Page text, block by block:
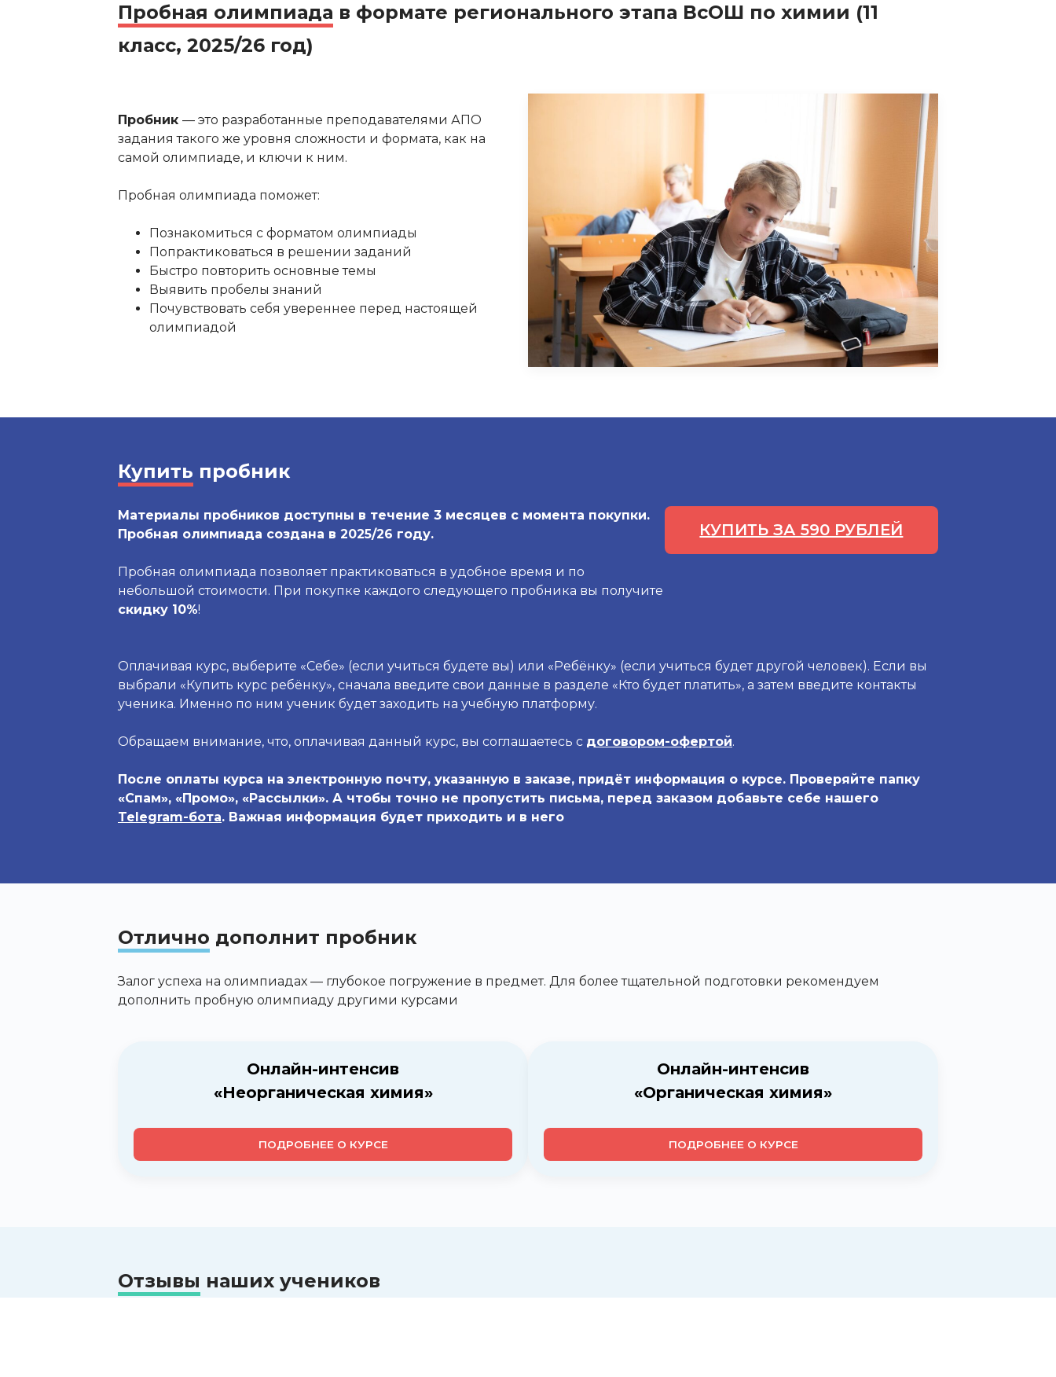
Пробная олимпиада в формате регионального этапа ВсОШ по химии (11
класс, 2025/26 год)
Пробник — это разработанные преподавателями АПО
задания такого же уровня сложности и формата, как на
самой олимпиаде, и ключи к ним.
Пробная олимпиада поможет:
Познакомиться с форматом олимпиады
Попрактиковаться в решении заданий
Быстро повторить основные темы
Выявить пробелы знаний
Почувствовать себя увереннее перед настоящей
олимпиадой
Купить пробник
Материалы пробников доступны в течение 3 месяцев с момента покупки.
Пробная олимпиада создана в 2025/26 году.
Пробная олимпиада позволяет практиковаться в удобное время и по
небольшой стоимости. При покупке каждого следующего пробника вы получите
скидку 10%!
КУПИТЬ ЗА 590 РУБЛЕЙ
Оплачивая курс, выберите «Себе» (если учиться будете вы) или «Ребёнку» (если учиться будет другой человек). Если вы
выбрали «Купить курс ребёнку», сначала введите свои данные в разделе «Кто будет платить», а затем введите контакты
ученика. Именно по ним ученик будет заходить на учебную платформу.
Обращаем внимание, что, оплачивая данный курс, вы соглашаетесь с договором-офертой.
После оплаты курса на электронную почту, указанную в заказе, придёт информация о курсе. Проверяйте папку
«Спам», «Промо», «Рассылки». А чтобы точно не пропустить письма, перед заказом добавьте себе нашего
Telegram-бота. Важная информация будет приходить и в него
Отлично дополнит пробник
Залог успеха на олимпиадах — глубокое погружение в предмет. Для более тщательной подготовки рекомендуем
дополнить пробную олимпиаду другими курсами
Онлайн-интенсив
«Неорганическая химия»
ПОДРОБНЕЕ О КУРСЕ
Онлайн-интенсив
«Органическая химия»
ПОДРОБНЕЕ О КУРСЕ
Отзывы наших учеников